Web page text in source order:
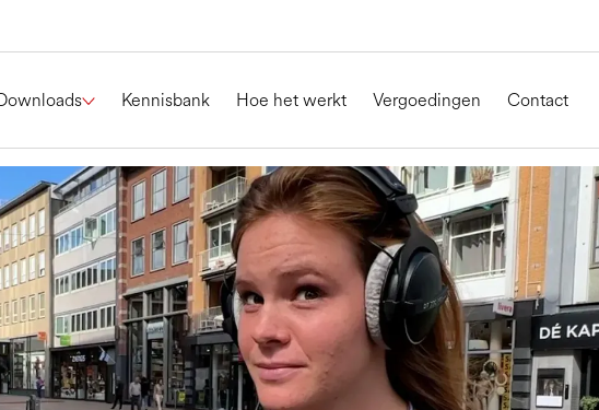
Kennisbank Hoe het werkt Vergoedingen Contact